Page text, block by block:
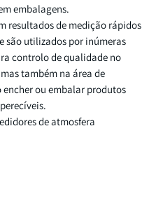
embalagens.
resultados de medição rápidos
são utilizados por inúmeras
controlo de qualidade no
também na área de
encher ou embalar produtos
de atmosfera